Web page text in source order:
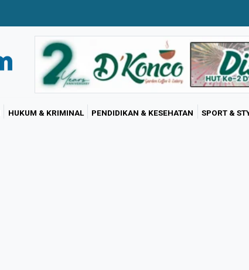
HUKUM & KRIMINAL PENDIDIKAN & KESEHATAN SPORT &